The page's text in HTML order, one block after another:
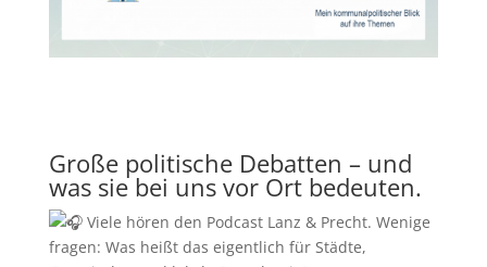
Große politische Debatten – und
was sie bei uns vor Ort bedeuten.
Viele hören den Podcast Lanz & Precht. Wenige
fragen: Was heißt das eigentlich für Städte,